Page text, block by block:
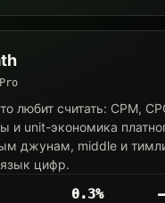
любит считать: CPM,
и unit-экономика
джунам, middle и
цифр.
0.3% —